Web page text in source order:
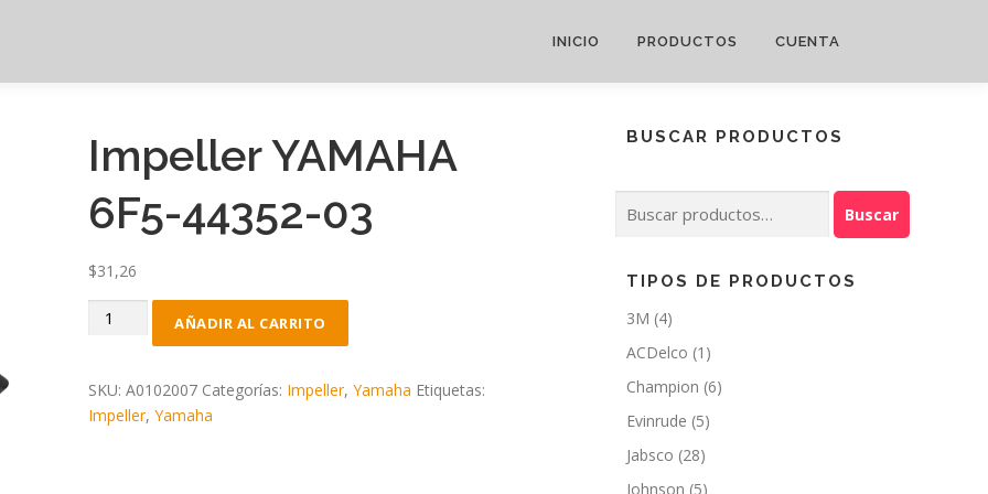
INICIO PRODUCTOS CUENTA
Impeller YAMAHA
6F5-44352-03
$31,26
Impeller
44352-
03
AÑADIR AL CARRITO
SKU: A0102007 Categorías: Impeller, Yamaha Etiquetas:
Impeller, Yamaha
BUSCAR PRODUCTOS
por:
Buscar
TIPOS DE PRODUCTOS
3M (4)
ACDelco (1)
Champion (6)
Evinrude (5)
Jabsco (28)
Johnson (5)